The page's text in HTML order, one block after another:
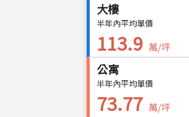
大樓
半年內平均單價
113.9 萬/坪
公寓
半年內平均單價
73.77 萬/坪